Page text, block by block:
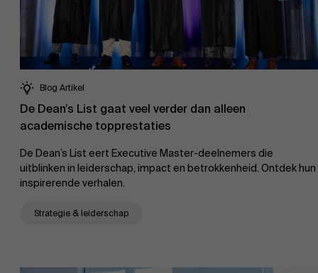
Werken bij AMS
AMS team
Blog Artikel
De Dean’s List gaat veel verder dan alleen
academische topprestaties
De Dean’s List eert Executive Master-deelnemers die
uitblinken in leiderschap, impact en betrokkenheid. Ontdek hun
inspirerende verhalen.
Strategie & leiderschap